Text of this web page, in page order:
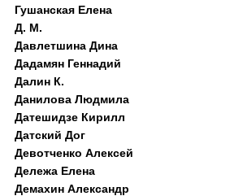
Гушанская Елена
Д. M.
Давлетшина Дина
Дадамян Геннадий
Далин К.
Данилова Людмила
Датешидзе Кирилл
Датский Дог
Девотченко Алексей
Дележа Елена
Демахин Александр